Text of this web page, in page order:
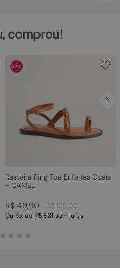
comprou!
62%
Rasteira Ring Toe Enfeites Ovais
- CAMEL
R$ 129,90
R$49,90
Ou 6x de R$ 8,31 sem juros